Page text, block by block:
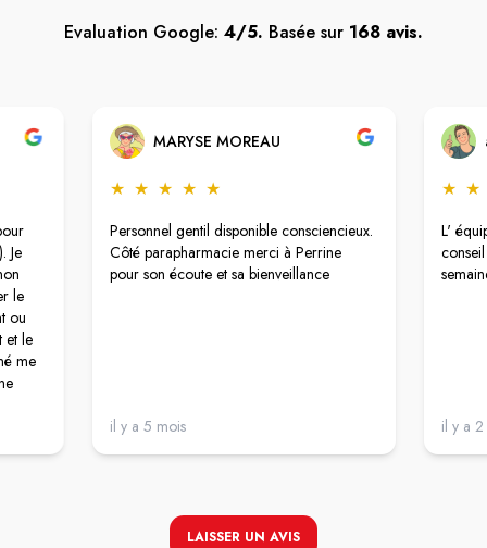
Evaluation Google: 4/5. Basée sur 168 avis.
Je
le
ou
et le
me
MARYSE MOREAU
★ ★ ★ ★ ★
Personnel gentil disponible consciencieux.
Côté parapharmacie merci à Perrine
pour son écoute et sa bienveillance
il y a 5 mois
★ ★
L'
il y a
LAISSER UN AVIS